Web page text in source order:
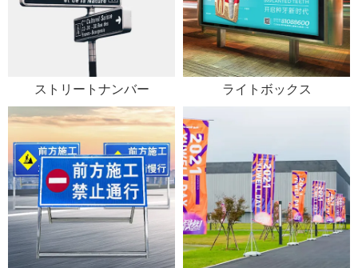
ストリートナンバー ライトボックス